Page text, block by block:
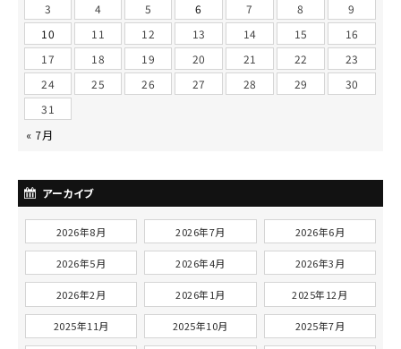
3
4 5 6 7 8
9
10
11 12 13 14 15
16
17
18 19 20 21 22
23
24
25 26 27 28 29
30
31
« 7月
アーカイブ
2026年8月 2026年7月 2026年6月
2026年5月 2026年4月 2026年3月
2026年2月 2026年1月 2025年12月
2025年11月 2025年10月 2025年7月